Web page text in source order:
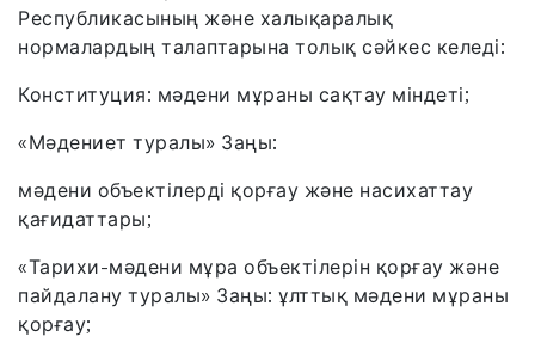
Республикасының және халықаралық
нормалардың талаптарына толық сәйкес келеді:
Конституция: мәдени мұраны сақтау міндеті;
«Мәдениет туралы» Заңы:
мәдени объектілерді қорғау және насихаттау
қағидаттары;
«Тарихи-мәдени мұра объектілерін қорғау және
пайдалану туралы» Заңы: ұлттық мәдени мұраны
қорғау;